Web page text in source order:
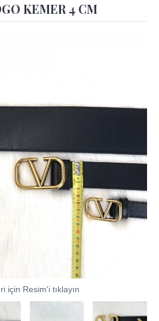
KEMER 4 CM
için Resim'i tıklayın